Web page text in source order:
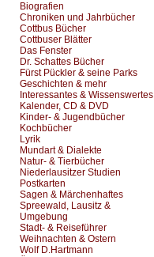
Biografien
Chroniken und Jahrbücher
Cottbus Bücher
Cottbuser Blätter
Das Fenster
Dr. Schattes Bücher
Fürst Pückler & seine Parks
Geschichten & mehr
Interessantes & Wissenswertes
Kalender, CD & DVD
Kinder- & Jugendbücher
Kochbücher
Lyrik
Mundart & Dialekte
Natur- & Tierbücher
Niederlausitzer Studien
Postkarten
Sagen & Märchenhaftes
Spreewald, Lausitz &
Umgebung
Stadt- & Reiseführer
Weihnachten & Ostern
Wolf D.Hartmann